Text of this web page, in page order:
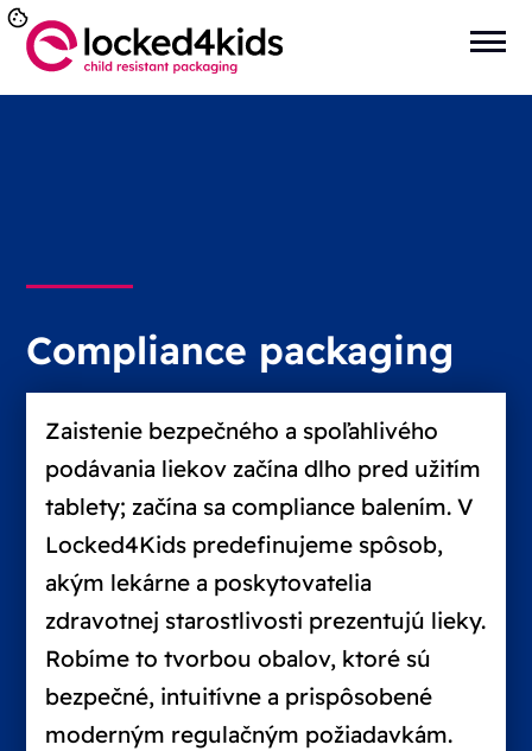
Compliance packaging
Zaistenie bezpečného a spoľahlivého
podávania liekov začína dlho pred užitím
tablety; začína sa compliance balením. V
Locked4Kids predefinujeme spôsob,
akým lekárne a poskytovatelia
zdravotnej starostlivosti prezentujú lieky.
Robíme to tvorbou obalov, ktoré sú
bezpečné, intuitívne a prispôsobené
moderným regulačným požiadavkám.